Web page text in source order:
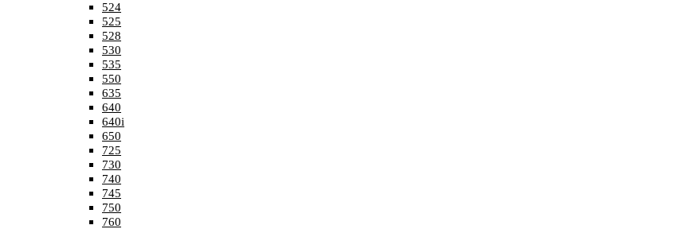
524
525
528
530
535
550
635
640
640i
650
725
730
740
745
750
760